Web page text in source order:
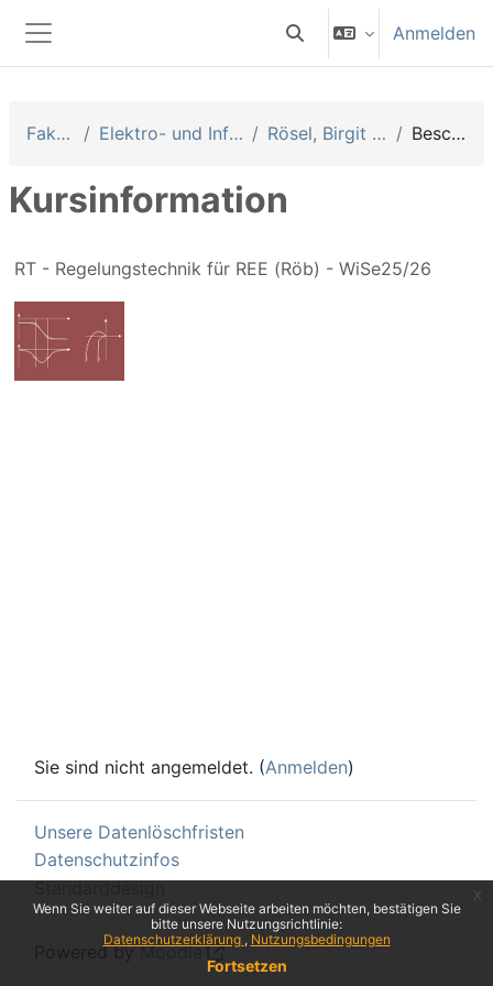
Wenn Sie weiter auf dieser Webseite arbeiten möchten, bestätigen Sie
bitte unsere Nutzungsrichtlinie:
Datenschutzerklärung
Nutzungsbedingungen
Fortsetzen
x
Website-Übersicht
Sucheingabe umschalten
Anmelden
Fakultäten Elektro- und Informationstechnik Rösel, Birgit [Röb] (Prof. EI) Beschreibung
Kursinformation
RT - Regelungstechnik für REE (Röb) - WiSe25/26
Sie sind nicht angemeldet. (Anmelden)
Unsere Datenlöschfristen
Datenschutzinfos
Standarddesign
Powered byMoodle